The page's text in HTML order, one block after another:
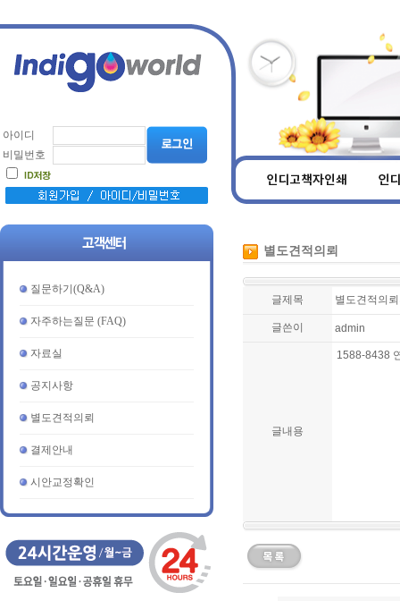
아이디
비밀번호
질문하기(Q&A)
자주하는질문 (FAQ)
자료실
공지사항
별도견적의뢰
결제안내
시안교정확인
별도견적의뢰
글제목 별도견적의
글쓴이 admin
글내용
1588-8438